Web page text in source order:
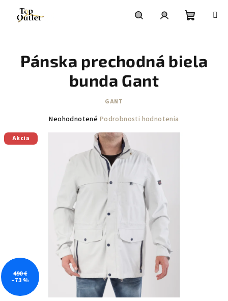
obsah
košík
Pánska prechodná biela
bunda Gant
GANT
Priemerné
hviezdičiek.
Neohodnotené Podrobnosti hodnotenia
Akcia
490 €
–73 %